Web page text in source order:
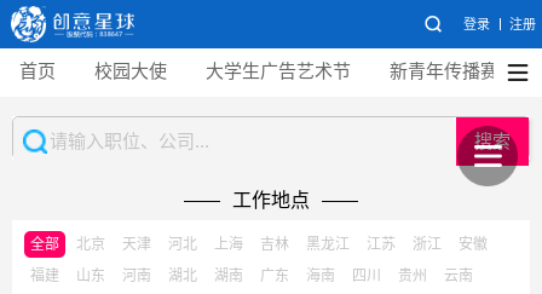
登录 注册
首页 校园大使 大学生广告艺术节 新青年传播赛
搜索
工作地点
全部 北京 天津 河北 上海 吉林 黑龙江 江苏 浙江
安徽
福建
山东 河南 湖北 湖南 广东 海南 四川 贵州
云南